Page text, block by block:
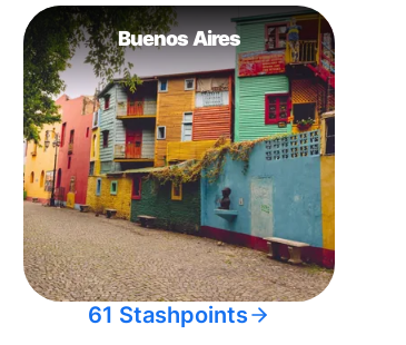
Buenos Aires
61 Stashpoints